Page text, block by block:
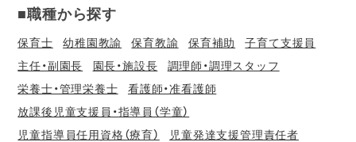
■職種から探す
保育士 幼稚園教諭 保育教諭 保育補助
子育て支援員
主任・副園長
園長・施設長
調理師・調理スタッフ
栄養士・管理栄養士
看護師・准看護師
放課後児童支援員・指導員（学童）
児童指導員任用資格（療育）
児童発達支援管理責任者